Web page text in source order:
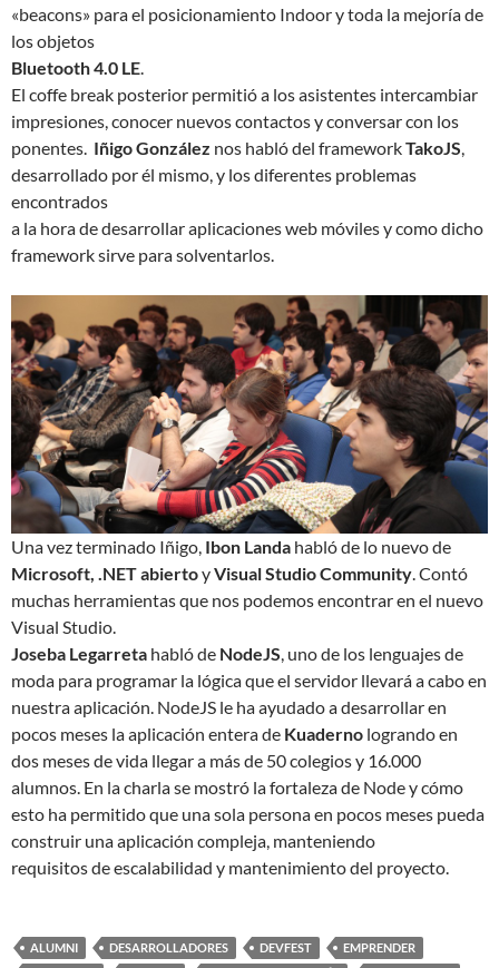
«beacons» para el posicionamiento Indoor y toda la mejoría de
los objetos
Bluetooth 4.0 LE.
El coffe break posterior permitió a los asistentes intercambiar
impresiones, conocer nuevos contactos y conversar con los
ponentes. Iñigo González nos habló del frameworkTakoJS,
desarrollado por él mismo, y los diferentes problemas
encontrados
a la hora de desarrollar aplicaciones web móviles y como dicho
framework sirve para solventarlos.
Una vez terminado Iñigo, Ibon Landa habló de lo nuevo de
Microsoft, .NET abiertoyVisual Studio Community. Contó
muchas herramientas que nos podemos encontrar en el nuevo
Visual Studio.
Joseba Legarreta habló de NodeJS, uno de los lenguajes de
moda para programar la lógica que el servidor llevará a cabo en
nuestra aplicación. NodeJS le ha ayudado a desarrollar en
pocos meses la aplicación entera de Kuaderno logrando en
dos meses de vida llegar a más de 50 colegios y 16.000
alumnos. En la charla se mostró la fortaleza de Node y cómo
esto ha permitido que una sola persona en pocos meses pueda
construir una aplicación compleja, manteniendo
requisitos de escalabilidad y mantenimiento del proyecto.
ALUMNI DESARROLLADORES DEVFEST
EMPRENDER